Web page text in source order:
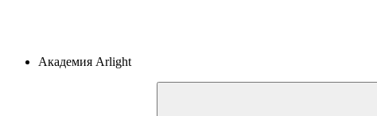
Академия Arlight